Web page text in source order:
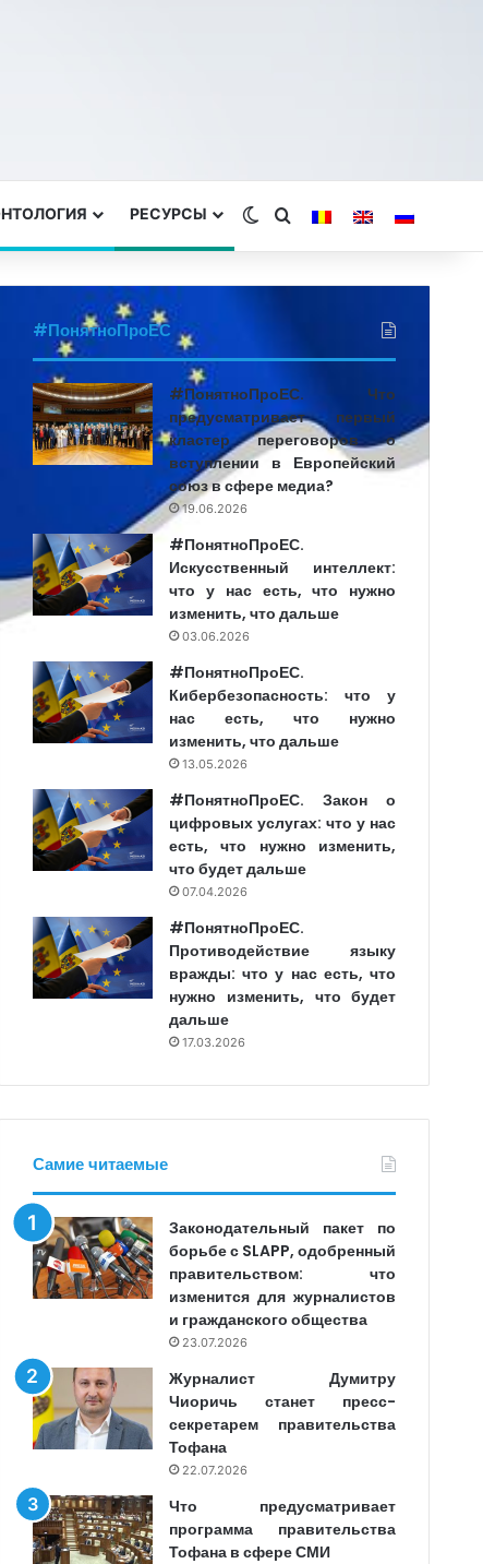
РЕСУРСЫ Switch skin
Search for
#ПонятноПроЕС
#ПонятноПроЕС. Что
предусматривает первый
кластер переговоров о
вступлении в Европейский
союз в сфере медиа?
19.06.2026
#ПонятноПроЕС.
Искусственный интеллект:
что у нас есть, что нужно
изменить, что дальше
03.06.2026
#ПонятноПроЕС.
Кибербезопасность: что у
нас есть, что нужно
изменить, что дальше
13.05.2026
#ПонятноПроЕС. Закон о
цифровых услугах: что у нас
есть, что нужно изменить,
что будет дальше
07.04.2026
#ПонятноПроЕС.
Противодействие языку
вражды: что у нас есть, что
нужно изменить, что будет
дальше
17.03.2026
Самие читаемые
Законодательный пакет по
борьбе с SLAPP, одобренный
правительством: что
изменится для журналистов
и гражданского общества
23.07.2026
Журналист Думитру
Чиоричь станет пресс-
секретарем правительства
Тофана
22.07.2026
Что предусматривает
программа правительства
Тофана в сфере СМИ